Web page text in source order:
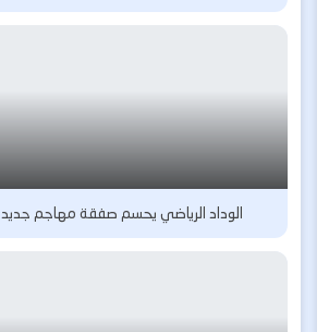
الوداد الرياضي يحسم صفقة مهاجم جديد